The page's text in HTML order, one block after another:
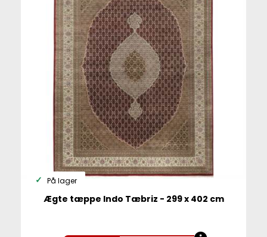
På lager
Ægte tæppe Indo Tæbriz - 299 x 402 cm